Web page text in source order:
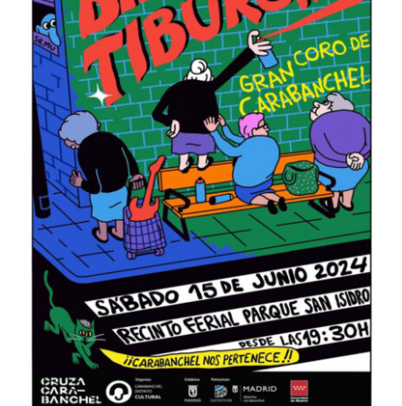
ARTÍCULOS
QUÉ HACEMOS
MECENAZGO
CONTRATACIÓN
CONTACTO